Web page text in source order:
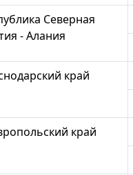
Северная
- Алания
край
край